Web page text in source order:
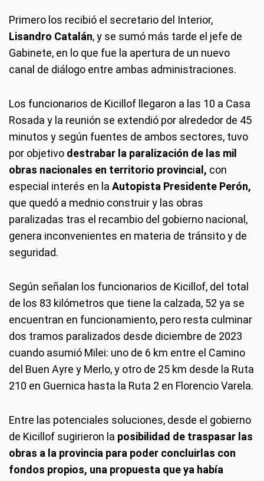
Primero los recibió el secretario del Interior,
Lisandro Catalán, y se sumó más tarde el jefe de
Gabinete, en lo que fue la apertura de un nuevo
canal de diálogo entre ambas administraciones.
Los funcionarios de Kicillof llegaron a las 10 a Casa
Rosada y la reunión se extendió por alrededor de 45
minutos y según fuentes de ambos sectores, tuvo
por objetivo destrabar la paralización de las mil
obras nacionales en territorio provincial, con
especial interés en la Autopista Presidente Perón,
que quedó a mednio construir y las obras
paralizadas tras el recambio del gobierno nacional,
genera inconvenientes en materia de tránsito y de
seguridad.
Según señalan los funcionarios de Kicillof, del total
de los 83 kilómetros que tiene la calzada, 52 ya se
encuentran en funcionamiento, pero resta culminar
dos tramos paralizados desde diciembre de 2023
cuando asumió Milei: uno de 6 km entre el Camino
del Buen Ayre y Merlo, y otro de 25 km desde la Ruta
210 en Guernica hasta la Ruta 2 en Florencio Varela.
Entre las potenciales soluciones, desde el gobierno
de Kicillof sugirieron la posibilidad de traspasar las
obras a la provincia para poder concluirlas con
fondos propios, una propuesta que ya había